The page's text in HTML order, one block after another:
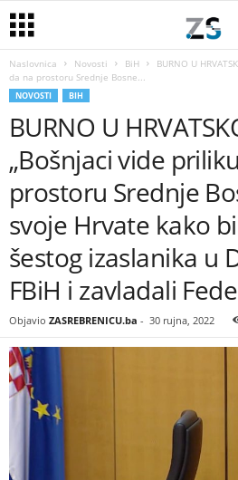
Naslovnica Novosti BiH
BURNO U
da na prostoru Srednje Bosne...
NOVOSTI BIH
BURNO U
„Bošnjaci vide
prostoru Srednje
svoje Hrvate kako
šestog izaslanika u
FBiH i zavladali
Objavio ZASREBRENICU.ba - 30 rujna, 2022